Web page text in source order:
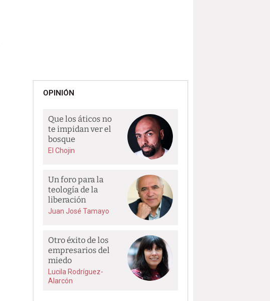
OPINIÓN
Que los áticos no
te impidan ver el
bosque
El Chojin
Un foro para la
teología de la
liberación
Juan José Tamayo
Otro éxito de los
empresarios del
miedo
Lucila Rodríguez-
Alarcón